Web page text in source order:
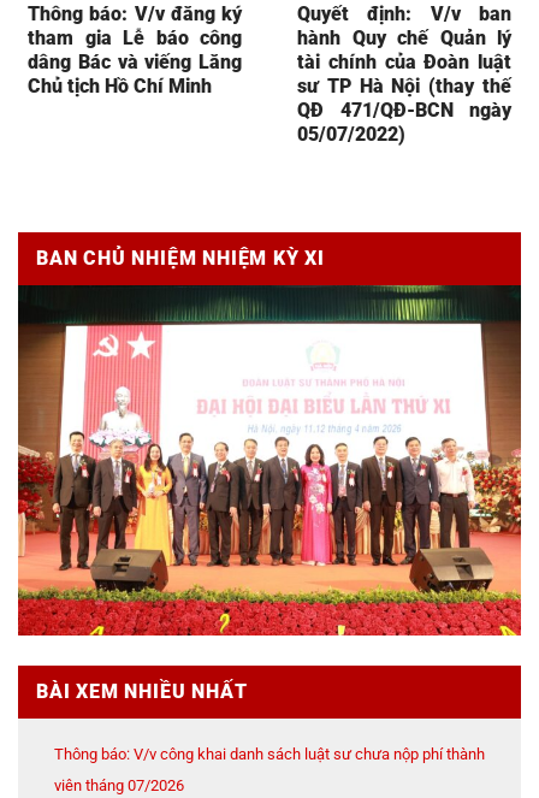
Thông báo: V/v đăng ký
tham gia Lễ báo công
dâng Bác và viếng Lăng
Chủ tịch Hồ Chí Minh
Quyết định: V/v ban
hành Quy chế Quản lý
tài chính của Đoàn luật
sư TP Hà Nội (thay thế
QĐ 471/QĐ-BCN ngày
05/07/2022)
BAN CHỦ NHIỆM NHIỆM KỲ XI
BÀI XEM NHIỀU NHẤT
Thông báo: V/v công khai danh sách luật sư chưa nộp phí thành
viên tháng 07/2026